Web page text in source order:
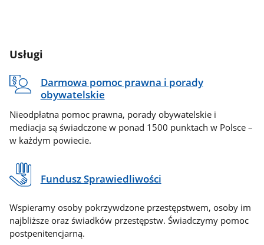
Usługi
Darmowa pomoc prawna i porady
obywatelskie
Nieodpłatna pomoc prawna, porady obywatelskie i
mediacja są świadczone w ponad 1500 punktach w Polsce –
w każdym powiecie.
Fundusz Sprawiedliwości
Wspieramy osoby pokrzywdzone przestępstwem, osoby im
najbliższe oraz świadków przestępstw. Świadczymy pomoc
postpenitencjarną.